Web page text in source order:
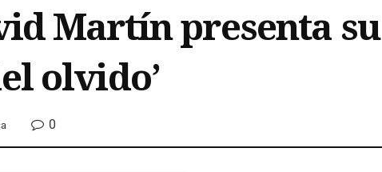
Martín presenta su
olvido’
0